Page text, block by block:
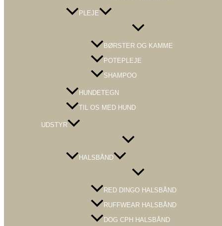
PLEJE
Menu
BØRSTER OG KAMME
POTEPLEJE
SHAMPOO
HUNDETEGN
TIL OS MED HUND
UDSTYR
Menu
HALSBÅND
Menu
RED DINGO HALSBÅND
RUFFWEAR HALSBÅND
DOG CPH HALSBÅND